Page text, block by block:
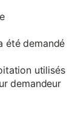
été demandé
utilisés
demandeur